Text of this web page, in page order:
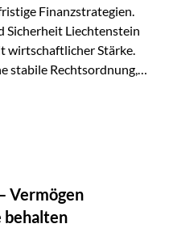
Finanzstrategien.
Sicherheit Liechtenstein
wirtschaftlicher Stärke.
stabile Rechtsordnung,
Diese Struktur schafft
Merkmal ist die
keine
der wirtschaftlichen
Verfassung verankert.
Vermögen
behalten